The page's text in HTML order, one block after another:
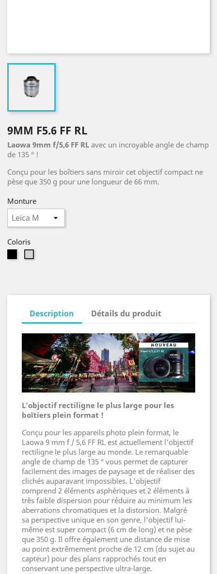
9MM F5.6 FF RL
Laowa 9mm f/5,6 FF RL avec un incroyable angle de champ
de 135 ° !
Conçu pour les boîtiers sans miroir cet objectif compact ne
pèse que 350 g pour une longueur de 66 mm.
Monture
Coloris
Description Détails du produit
L'objectif rectiligne le plus large pour les
boîtiers plein format !
Conçu pour les appareils photo plein format, le
Laowa 9 mm f / 5,6 FF RL est actuellement l'objectif
rectiligne le plus large au monde. Le remarquable
angle de champ de 135 ° vous permet de capturer
facilement des images de paysage et de réaliser des
clichés auparavant impossibles. L'objectif
comprend 2 éléments asphériques et 2 éléments à
très faible dispersion pour réduire au minimum les
aberrations chromatiques et la distorsion. Malgré
sa perspective unique en son genre, l'objectif lui-
même est super compact (6 cm de long) et ne pèse
que 350 g. Il offre également une distance de mise
au point extrêmement proche de 12 cm (du sujet au
capteur) pour des plans rapprochés tout en
conservant une perspective ultra-large.